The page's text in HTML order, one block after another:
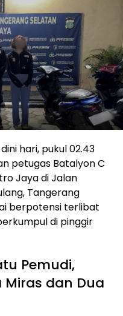
hari, pukul 02.43
petugas Batalyon C
Jaya di Jalan
Tangerang
berpotensi terlibat
di pinggir
Pemudi,
dan Dua